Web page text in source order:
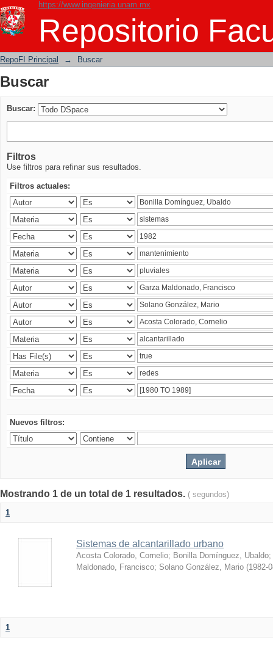
https://www.ingenieria.unam.mx
Repositorio
Buscar
RepoFI Principal → Buscar
Buscar
Buscar:
Filtros
Use filtros para refinar sus resultados.
Filtros actuales:
Nuevos filtros:
Mostrando 1 de un total de 1 resultados. ( segundos)
1
Sistemas de alcantarillado urbano
Acosta Colorado, Cornelio; Bonilla Domínguez, Ubaldo;
Maldonado, Francisco; Solano González, Mario (1982-
1